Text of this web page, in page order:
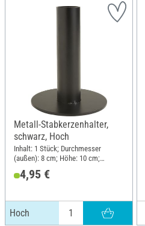
Metall-Stabkerzenhalter,
schwarz, Hoch
Inhalt: 1 Stück; Durchmesser
(außen): 8 cm; Höhe: 10 cm;
4,95 €
Hoch